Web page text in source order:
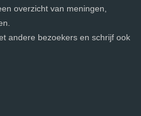
overzicht van meningen,
andere bezoekers en schrijf ook